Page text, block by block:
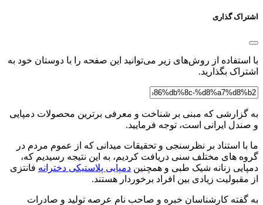
اشتراک گذاری
با استفاده از روش‌های زیر می‌توانید این صفحه را با دوستان خود به
اشتراک بگذارید.
به گزارشی که مبنی بر شناخت و معرفی برترین محصولات دمپایی
و صندل ایرانی است، توجه فرمایید.
ما با استناد بر نظرسنجی و تحقیقات میدانی که از عموم مردم در
گروه های مختلف سنی دریافت کردیم، به این نتیجه رسیدیم که،
دمپایی زنانه شیک طبی و همچنین دمپایی پلاستیکی دخترانه فانتزی
از مقبولیت زیادی بین افراد برخوردار هستند.
به گفته کارشناسان خبره و صاحب نام عرصه تولید و صادرات